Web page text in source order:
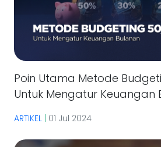
Poin Utama Metode
Untuk Mengatur Keuangan
ARTIKEL | 01 Jul 2024